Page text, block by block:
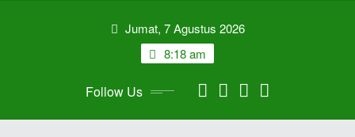
Jumat, 7 Agustus 2026
8:18 am
Follow Us